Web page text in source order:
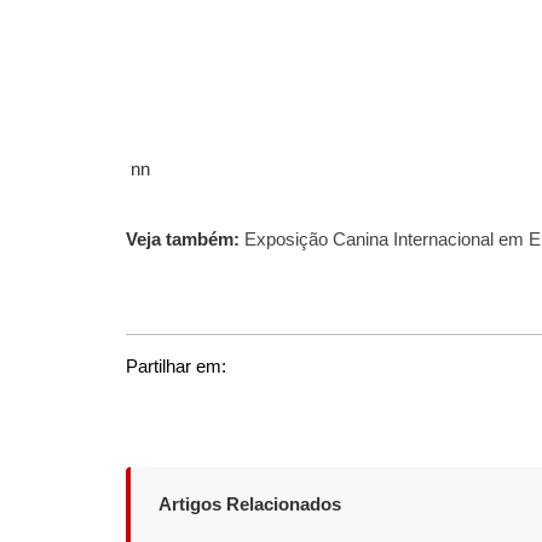
nn
Veja também: Exposição Canina Internacional em
Partilhar em:
Artigos Relacionados